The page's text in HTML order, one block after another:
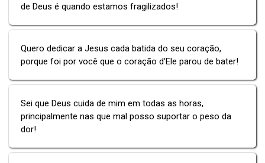
de Deus é quando estamos fragilizados!
Quero dedicar a Jesus cada batida do seu coração,
porque foi por você que o coração d'Ele parou de bater!
Sei que Deus cuida de mim em todas as horas,
principalmente nas que mal posso suportar o peso da
dor!